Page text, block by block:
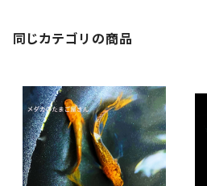
同じカテゴリの商品